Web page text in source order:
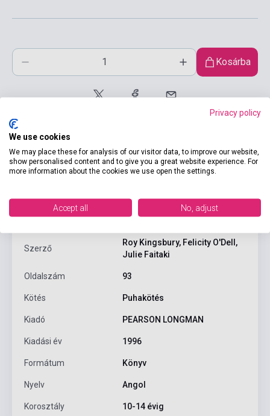
Kosárba
Szerző
Roy Kingsbury, Felicity O'Dell,
Julie Faitaki
Oldalszám 93
Kötés Puhakötés
Kiadó PEARSON LONGMAN
Kiadási év 1996
Formátum Könyv
Nyelv Angol
Korosztály 10-14 évig
Privacy policy
We use cookies
We may place these for analysis of our visitor data, to improve our website,
show personalised content and to give you a great website experience. For
more information about the cookies we use open the settings.
Accept all No, adjust